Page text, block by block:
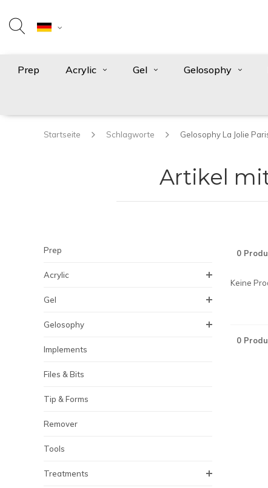
Prep Acrylic Gel Gelosophy
Startseite Schlagworte Gelosophy La Jolie
Artikel
Prep
Acrylic
Gel
Gelosophy
Implements
Files & Bits
Tip & Forms
Remover
Tools
Treatments
0
Keine
0